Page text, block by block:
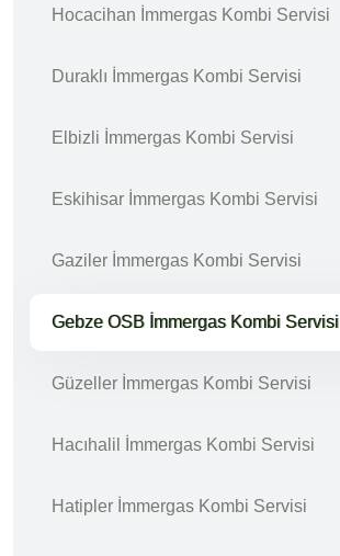
Hocacihan İmmergas Kombi Servisi
Duraklı İmmergas Kombi Servisi
Elbizli İmmergas Kombi Servisi
Eskihisar İmmergas Kombi Servisi
Gaziler İmmergas Kombi Servisi
Gebze OSB İmmergas Kombi Servisi
Güzeller İmmergas Kombi Servisi
Hacıhalil İmmergas Kombi Servisi
Hatipler İmmergas Kombi Servisi